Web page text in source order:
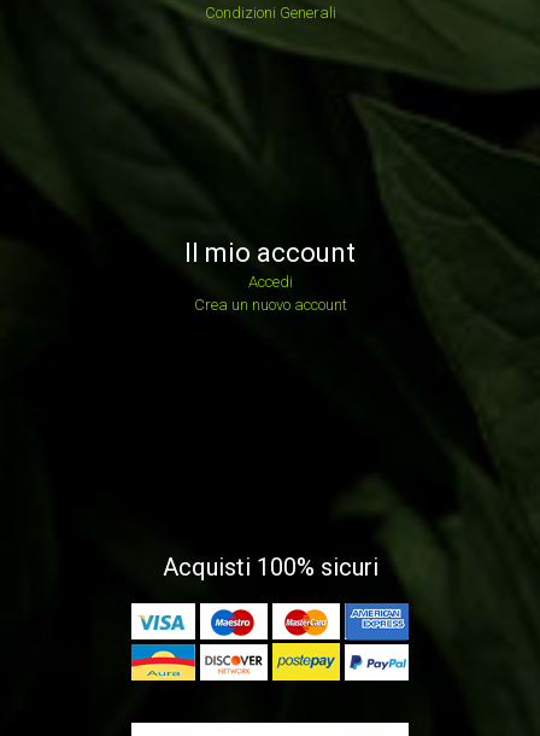
Condizioni Generali
Il mio account
Accedi
Crea un nuovo account
Acquisti 100% sicuri